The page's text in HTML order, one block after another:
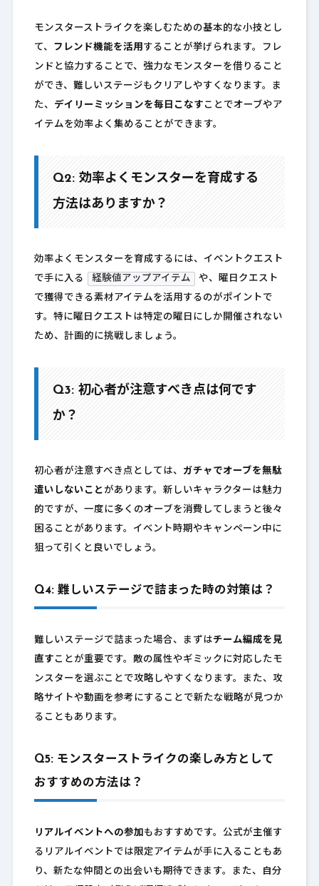
モンスターストライクを楽しむための基本的な小技とし
て、 フレンド機能を活用 することが挙げられます。フレ
ンドと協力することで、強力なモンスターを借りること
ができ、難しいステージもクリアしやすくなります。ま
た、 デイリーミッションを毎日こなす ことでオーブやア
イテムを効率よく集めることができます。
Q2: 効率よくモンスターを育成する
方法はありますか？
効率よくモンスターを育成するには、イベントクエスト
で手に入る 経験値アップアイテム や、曜日クエスト
で獲得できる素材アイテムを活用するのがポイントで
す。特に曜日クエストは特定の曜日にしか開催されない
ため、計画的に挑戦しましょう。
Q3: 初心者が注意すべき点は何です
か？
初心者が注意すべき点としては、 ガチャでオーブを無駄
遣いしないこと があります。新しいキャラクターは魅力
的ですが、一度に多くのオーブを消費してしまうと後々
困ることがあります。イベント時期やキャンペーン中に
狙って引くと良いでしょう。
Q4: 難しいステージで詰まった時の対策は？
難しいステージで詰まった場合、まずはチーム編成を見
直す ことが重要です。敵の属性やギミックに対応したモ
ンスターを選ぶことで攻略しやすくなります。また、攻
略サイトや動画を参考にすることで新たな戦略が見つか
ることもあります。
Q5: モンスターストライクの楽しみ方として
おすすめの方法は？
リアルイベントへの参加 もおすすめです。公式が主催す
るリアルイベントでは限定アイテムが手に入ることもあ
り、新たな仲間との出会いも期待できます。また、自分